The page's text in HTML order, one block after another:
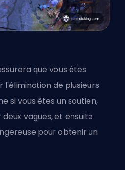
que vous êtes
l'élimination de plusieurs
si vous êtes un soutien,
vagues, et ensuite
pour obtenir un